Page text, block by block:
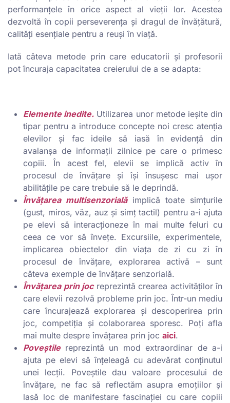
performanțele în orice aspect al vieții lor. Acestea
dezvoltă în copii perseverența și dragul de învățătură,
calități esențiale pentru a reuși în viață.
Iată câteva metode prin care educatorii și profesorii
pot încuraja capacitatea creierului de a se adapta:
Elemente inedite. Utilizarea unor metode ieșite din
tipar pentru a introduce concepte noi cresc atenția
elevilor și fac ideile să iasă în evidență din
avalanșa de informații zilnice pe care o primesc
copiii. În acest fel, elevii se implică activ în
procesul de învățare și își însușesc mai ușor
abilitățile pe care trebuie să le deprindă.
Învățarea multisenzorială implică toate simțurile
(gust, miros, văz, auz și simț tactil) pentru a-i ajuta
pe elevi să interacționeze în mai multe feluri cu
ceea ce vor să învețe. Excursiile, experimentele,
implicarea obiectelor din viața de zi cu zi în
procesul de învățare, explorarea activă – sunt
câteva exemple de învățare senzorială.
Învățarea prin jocreprezintă crearea activităților în
care elevii rezolvă probleme prin joc. Într-un mediu
care încurajează explorarea și descoperirea prin
joc, competiția și colaborarea sporesc. Poți afla
mai multe despre învățarea prin joc aici.
Poveștile reprezintă un mod extraordinar de a-i
ajuta pe elevi să înțeleagă cu adevărat conținutul
unei lecții. Poveștile dau valoare procesului de
învățare, ne fac să reflectăm asupra emoțiilor și
lasă loc de manifestare fascinației cu care copiii